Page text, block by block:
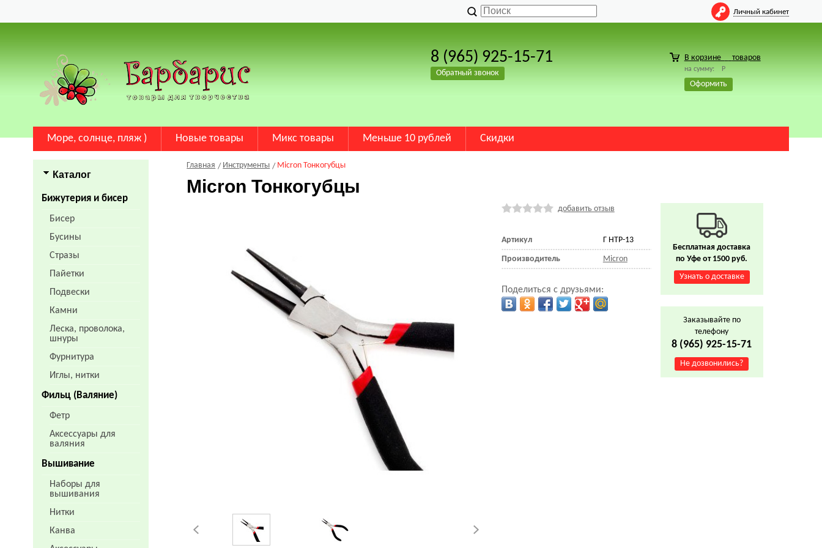
Личный кабинет
8 (965) 925-15-71
Обратный звонок
В корзине товаров
на сумму: Р
Оформить
Море, солнце, пляж ) Новые товары Микс товары Меньше 10 рублей Скидки
Каталог
Бижутерия и бисер
Бисер
Бусины
Стразы
Пайетки
Подвески
Камни
Леска, проволока,
шнуры
Фурнитура
Иглы, нитки
Фильц (Валяние)
Фетр
Аксессуары для
валяния
Вышивание
Наборы для
вышивания
Нитки
Канва
Главная Инструменты Micron Тонкогубцы
Micron Тонкогубцы
добавить отзыв
Артикул Г HTP-13
Производитель Micron
Поделиться с друзьями:
Бесплатная доставка
по Уфе от 1500 руб.
Узнать о доставке
Заказывайте по
телефону
8 (965) 925-15-71
Не дозвонились?